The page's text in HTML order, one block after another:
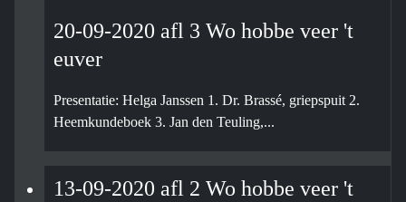
20-09-2020 afl 3 Wo hobbe veer 't
euver
Presentatie: Helga Janssen 1. Dr. Brassé, griepspuit 2.
Heemkundeboek 3. Jan den Teuling,...
13-09-2020 afl 2 Wo hobbe veer 't